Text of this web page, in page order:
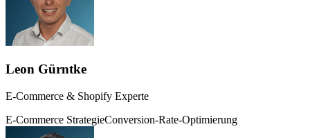
Leon Gürntke
E-Commerce & Shopify Experte
E-Commerce StrategieConversion-Rate-Optimierung